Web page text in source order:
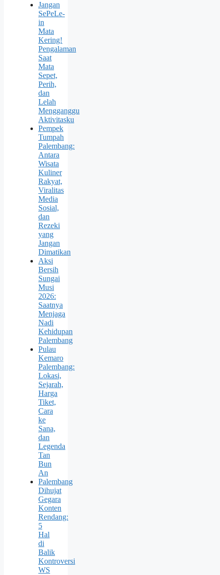
Jangan
SePeLe-
in
Mata
Kering!
Pengalaman
Saat
Mata
Sepet,
Perih,
dan
Lelah
Mengganggu
Aktivitasku
Pempek
Tumpah
Palembang:
Antara
Wisata
Kuliner
Rakyat,
Viralitas
Media
Sosial,
dan
Rezeki
yang
Jangan
Dimatikan
Aksi
Bersih
Sungai
Musi
2026:
Saatnya
Menjaga
Nadi
Kehidupan
Palembang
Pulau
Kemaro
Palembang:
Lokasi,
Sejarah,
Harga
Tiket,
Cara
ke
Sana,
dan
Legenda
Tan
Bun
An
Palembang
Dihujat
Gegara
Konten
Rendang:
5
Hal
di
Balik
Kontroversi
WS